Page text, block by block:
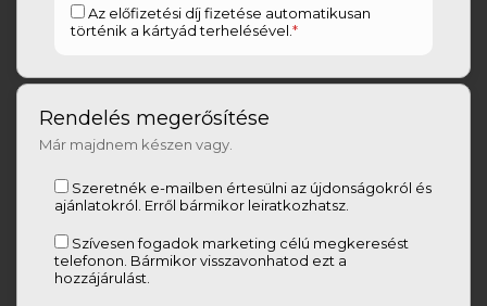
Az előfizetési díj fizetése automatikusan
történik a kártyád terhelésével.*
Rendelés megerősítése
Már majdnem készen vagy.
Szeretnék e-mailben értesülni az újdonságokról és
ajánlatokról. Erről bármikor leiratkozhatsz.
Szívesen fogadok marketing célú megkeresést
telefonon. Bármikor visszavonhatod ezt a
hozzájárulást.